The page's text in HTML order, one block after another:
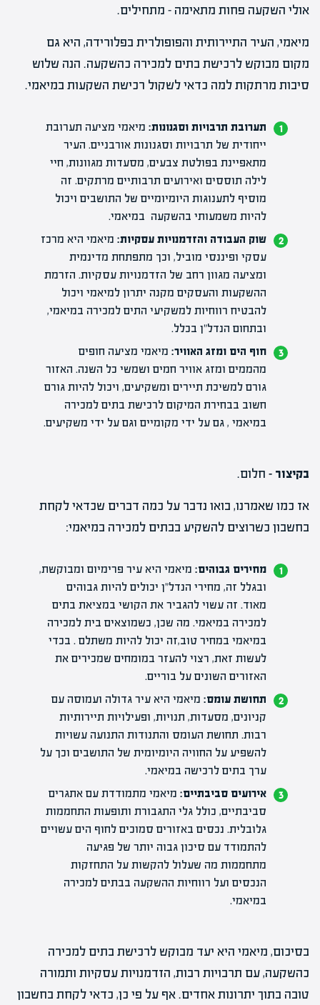
אולי השקעה פחות מתאימה – מתחילים.
מיאמי, העיר התיירותית והפופולרית בפלורידה, היא גם
מקום מבוקש לרכישת בתים למכירה כהשקעה. הנה שלוש
סיבות מרתקות למה כדאי לשקול רכישת השקעות במיאמי.
תערובת תרבויות וסגנונות: מיאמי מציעה תערובת
ייחודית של תרבויות וסגנונות אורבניים. העיר
מתאפיינת בפולטת צבעים, מסעדות מגוונות, חיי
לילה תוססים ואירועים תרבותיים מרתקים. זה
מוסיף לתענוגות היומיומיים של התושבים ויכול
להיות משמעותי בהשקעה במיאמי.
שוק העבודה והזדמנויות עסקיות: מיאמי היא מרכז
עסקי ופיננסי מוביל, וכך מתפתחת מדינמית
ומציעה מגוון רחב של הזדמנויות עסקיות. הזרמת
ההשקעות והעסקים מקנה יתרון למיאמי ויכול
להבטיח רווחיות למשקיעי התים למכירה במיאמי,
ובתחום הנדל"ן בכלל.
חוף הים ומזג האוויר: מיאמי מציעה חופים
מהממים ומזג אוויר חמים ושמשי כל השנה. האזור
גורם למשיכת תיירים ומשקיעים, ויכול להיות גורם
חשוב בבחירת המיקום לרכישת בתים למכירה
במיאמי , גם על ידי מקומיים וגם על ידי משקיעים.
בקיצור – חלום.
אז כמו שאמרנו, בואו נדבר על כמה דברים שכדאי לקחת
בחשבון כשרוצים להשקיע בבתים למכירה במיאמי:
מחירים גבוהים: מיאמי היא עיר פרימיום ומבוקשת,
ובגלל זה, מחירי הנדל"ן יכולים להיות גבוהים
מאוד. זה עשוי להגביר את הקושי במציאת בתים
למכירה במיאמי. מה שכן, כשמוצאים בית למכירה
במיאמי במחיר טוב,זה יכול להיות משתלם . בכדי
לעשות זאת, רצוי להעזר במומחים שמכירים את
האזורים השונים על בוריים.
תחושת עומס: מיאמי היא עיר גדולה ועמוסה עם
קניונים, מסעדות, תנויות, ופעילויות תיירותיות
רבות. תחושת העומס והתנודות התנועה עשויות
להשפיע על החוויה היומיומית של התושבים וכך על
ערך בתים לרכישה במיאמי.
אירועים סביבתיים: מיאמי מתמודדת עם אתגרים
סביבתיים, כולל גלי התגבורת ותופעות התחממות
גלובלית. נכסים באזורים סמוכים לחוף הים עשויים
להתמודד עם סיכון גבוה יותר של פגיעה
מתחממות מה שעלול להקשות על התחזקות
הנכסים ועל רווחיות ההשקעה בבתים למכירה
במיאמי.
בסיכום, מיאמי היא יעד מבוקש לרכישת בתים למכירה
כהשקעה, עם תרבויות רבות, הזדמנויות עסקיות ותמורה
טובה בתוך יתרונות אחדים. אף על פי כן, כדאי לקחת בחשבון